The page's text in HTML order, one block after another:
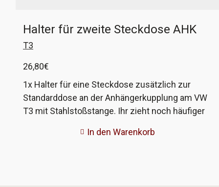
N 033 042 1
Halter für zweite Steckdose AHK
T3
26,80€
1x Halter für eine Steckdose zusätzlich zur
Standarddose an der Anhängerkupplung am VW
T3 mit Stahlstoßstange. Ihr zieht noch häufiger
verschiedene? Und ärgert euch jedesmal, das
In den Warenkorb